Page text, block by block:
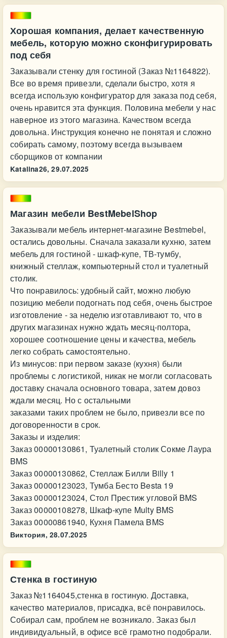
Хорошая компания, делает качественную
мебель, которую можно сконфигурировать
под себя
Заказывали стенку для гостиной (Заказ №1164822).
Все во время привезли, сделали быстро, хотя я
всегда использую конфигуратор для заказа под себя,
очень нравится эта функция. Половина мебели у нас
наверное из этого магазина. Качеством всегда
довольна. Инструкция конечно не понятая и сложно
собирать самому, поэтому всегда вызываем
сборщиков от компании
Katalina26, 29.07.2025
Магазин мебели BestMebelShop
Заказывали мебель интернет-магазине Bestmebel,
остались довольны. Сначала заказали кухню, затем
мебель для гостиной - шкаф-купе, ТВ-тумбу,
книжный стеллаж, компьютерный стол и туалетный
столик.
Что понравилось: удобный сайт, можно любую
позицию мебели подогнать под себя, очень быстрое
изготовление - за неделю изготавливают то, что в
других магазинах нужно ждать месяц-полтора,
хорошее соотношение цены и качества, мебель
легко собрать самостоятельно.
Из минусов: при первом заказе (кухня) были
проблемы с логистикой, никак не могли согласовать
доставку сначала основного товара, затем довоз
ждали месяц. Но с остальными
заказами таких проблем не было, привезли все по
договоренности в срок.
Заказы и изделия:
Заказ 00000130861, Туалетный столик Сокме Лаура
BMS
Заказ 00000130862, Стеллаж Билли Billy 1
Заказ 00000123023, Тумба Бесто Besta 19
Заказ 00000123024, Стол Престиж угловой BMS
Заказ 00000108278, Шкаф-купе Multy BMS
Заказ 00000861940, Кухня Памела BMS
Виктория, 28.07.2025
Стенка в гостиную
Заказ №1164045,стенка в гостиную. Доставка,
качество материалов, присадка, всё понравилось.
Собирал сам, проблем не возникало. Заказ был
индивидуальный, в офисе всё грамотно подобрали.